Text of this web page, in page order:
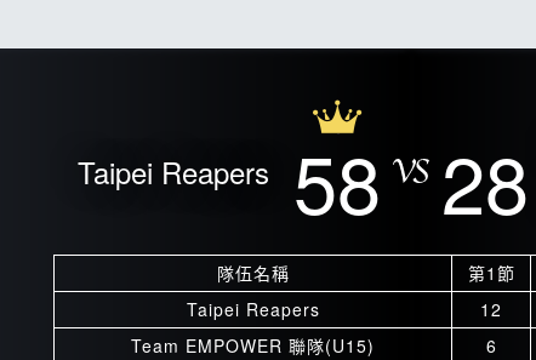
戰績排名
HBL
產品活動
知識分享
主打專題
影片專區
SHUBL世新籃球聯盟
三重女子籃球聯盟
淡水豆花聯盟
Taipei Reapers 58 28
隊伍名稱 第1節
Taipei Reapers
12
Team EMPOWER 聯隊(U15)
6